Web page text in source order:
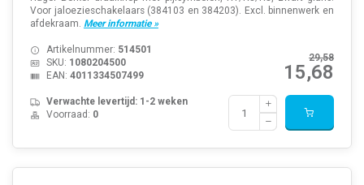
Voor jaloezieschakelaars (384103 en 384203). Excl. binnenwerk en
afdekraam. Meer informatie »
29,58
15,68
Artikelnummer: 514501
SKU: 1080204500
EAN: 4011334507499
Verwachte levertijd: 1-2 weken
Voorraad: 0